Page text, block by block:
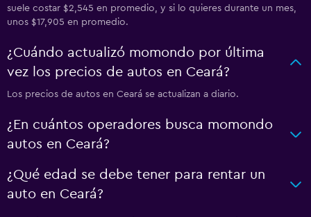
suele costar $2,545 en promedio, y si lo quieres durante un mes,
unos $17,905 en promedio.
¿Cuándo actualizó momondo por última
vez los precios de autos en Ceará?
Los precios de autos en Ceará se actualizan a diario.
¿En cuántos operadores busca momondo
autos en Ceará?
¿Qué edad se debe tener para rentar un
auto en Ceará?